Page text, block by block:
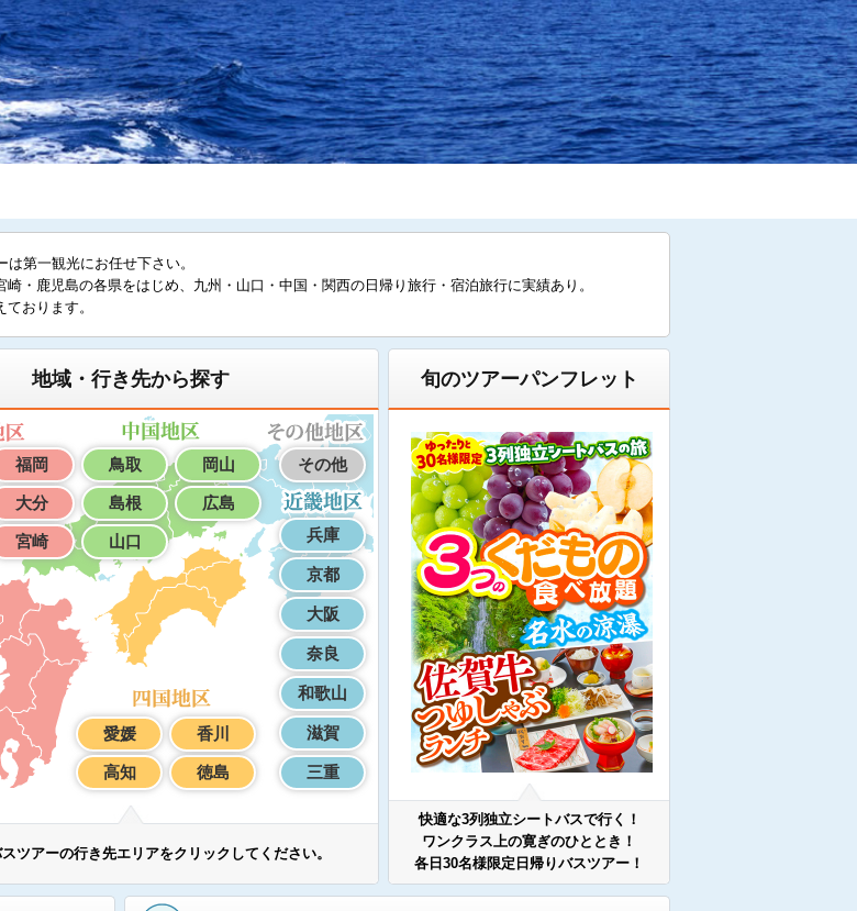
第一観光にお任せ下さい。
・鹿児島の各県をはじめ、九州・山口・中国・関西の日帰り旅行・宿泊旅行に実績あり。
おります。
地域・行き先から探す
三重
滋賀
京都
大阪
兵庫
奈良
和歌山
鳥取
島根
岡山
広島
山口
徳島
香川
愛媛
高知
福岡
大分
宮崎
その他
ツアーの行き先エリアをクリックしてください。
旬のツアーパンフレット
快適な3列独立シートバスで行く！
ワンクラス上の寛ぎのひととき！
各日30名様限定日帰りバスツアー！